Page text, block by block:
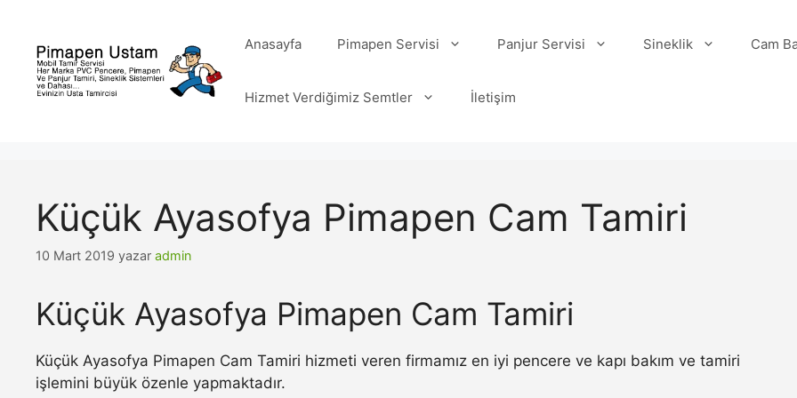
Anasayfa Pimapen Servisi Panjur Servisi Sineklik Cam
Hizmet Verdiğimiz Semtler İletişim
Küçük Ayasofya Pimapen Cam Tamiri
10 Mart 2019 yazar admin
Küçük Ayasofya Pimapen Cam Tamiri
Küçük Ayasofya Pimapen Cam Tamiri hizmeti veren firmamız en iyi pencere ve kapı bakım ve tamiri
işlemini büyük özenle yapmaktadır.